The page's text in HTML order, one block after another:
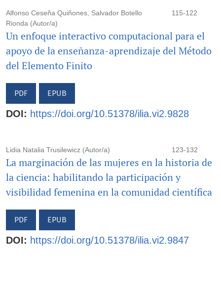
Alfonso Ceseña Quiñones, Salvador Botello
Rionda (Autor/a)
115-122
Un enfoque interactivo computacional para el
apoyo de la enseñanza-aprendizaje del Método
del Elemento Finito
PDF EPUB
DOI: https://doi.org/10.51378/ilia.vi2.9828
Lidia Natalia Trusilewicz (Autor/a) 123-132
La marginación de las mujeres en la historia de
la ciencia: habilitando la participación y
visibilidad femenina en la comunidad científica
PDF EPUB
DOI: https://doi.org/10.51378/ilia.vi2.9847